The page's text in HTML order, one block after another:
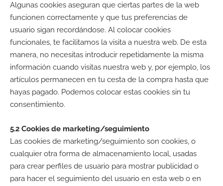
Algunas cookies aseguran que ciertas partes de la web
funcionen correctamente y que tus preferencias de
usuario sigan recordándose. Al colocar cookies
funcionales, te facilitamos la visita a nuestra web. De esta
manera, no necesitas introducir repetidamente la misma
información cuando visitas nuestra web y, por ejemplo, los
artículos permanecen en tu cesta de la compra hasta que
hayas pagado. Podemos colocar estas cookies sin tu
consentimiento.
5.2 Cookies de marketing/seguimiento
Las cookies de marketing/seguimiento son cookies, o
cualquier otra forma de almacenamiento local, usadas
para crear perfiles de usuario para mostrar publicidad o
para hacer el seguimiento del usuario en esta web o en